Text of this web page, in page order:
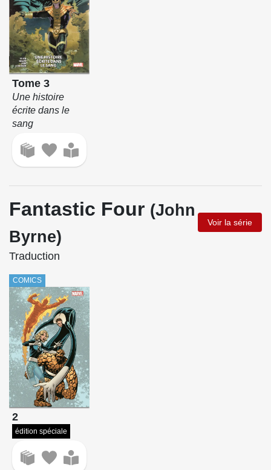
Tome 3
Une histoire
écrite dans le
sang
Fantastic Four (John
Byrne)
Voir la série
Traduction
COMICS
2
édition spéciale